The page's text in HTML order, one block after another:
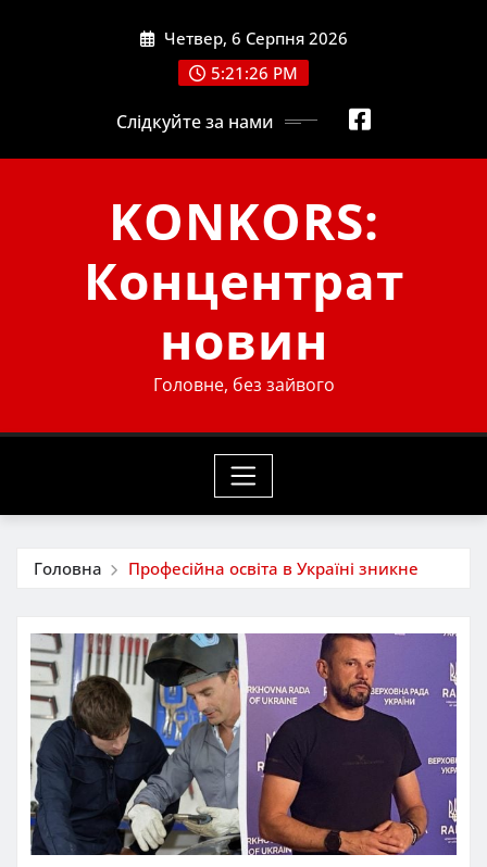
Четвер, 6 Серпня 2026
5:21:26 PM
Слідкуйте за нами
KONKORS:
Концентрат
новин
Головне, без зайвого
Головна Професійна освіта в Україні зникне